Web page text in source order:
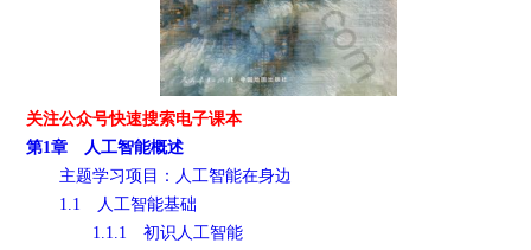
关注公众号快速搜索电子课本
第1章 人工智能概述
主题学习项目：人工智能在身边
1.1 人工智能基础
1.1.1 初识人工智能